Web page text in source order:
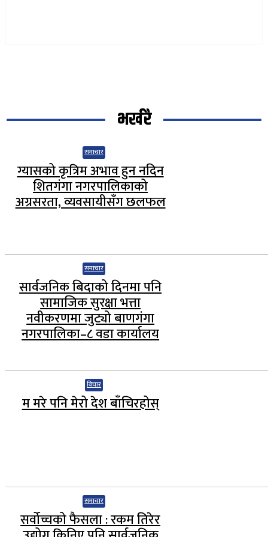
भर्खरै
समाचार
ग्यासको कृत्रिम अभाव हुन नदिन
शितगंगा नगरपालिकाको
अग्रसरता, व्यवसायीसँग छलफल
समाचार
सार्वजनिक बिदाको दिनमा पनि
सामाजिक सुरक्षा भत्ता
नवीकरणमा जुट्यो बाणगंगा
नगरपालिका–८ वडा कार्यालय
विचार
म मरे पनि मेरो देश बाँचिरहोस्
समाचार
सर्वोच्चको फैसला : रकम तिरेर